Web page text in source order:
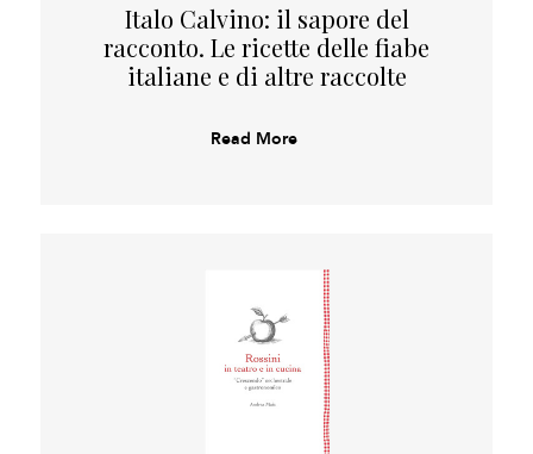
Italo Calvino: il sapore del
racconto. Le ricette delle fiabe
italiane e di altre raccolte
Read More